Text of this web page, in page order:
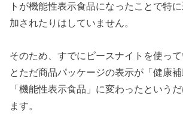
トが機能性表示食品になったことで特
加されたりはしていません。
そのため、すでにピースナイトを使っ
とただ商品パッケージの表示が「健康
「機能性表示食品」に変わったという
ます。